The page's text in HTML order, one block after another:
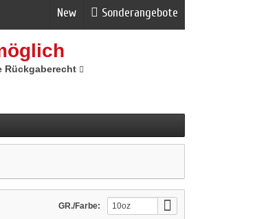
Sonderangebote
New
Rückgaberecht
GR./Farbe: 10oz